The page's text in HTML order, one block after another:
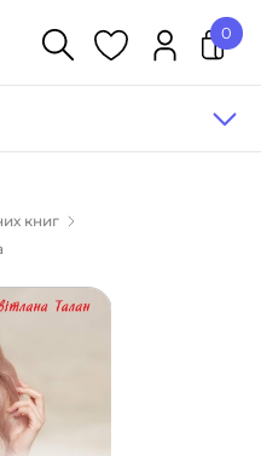
(1015)
(527)
(55)
0
книг